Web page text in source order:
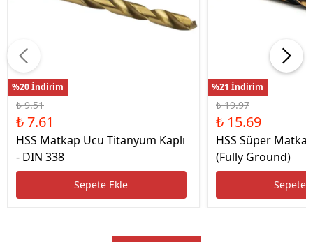
%20 İndirim
₺ 9.51
₺ 7.61
HSS Matkap Ucu Titanyum Kaplı
- DIN 338
Sepete Ekle
%21 İndirim
₺ 19.97
₺ 15.69
HSS Süper
(Fully Ground)
Sepete